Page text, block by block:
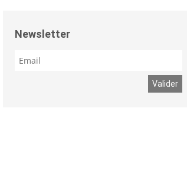
Newsletter